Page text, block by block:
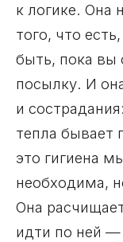
к логике. Она
того, что
быть, пока вы
посылку. И
и
тепла бывает
это гигиена
необходима,
Она
идти по ней